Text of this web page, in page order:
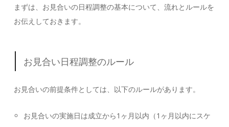
まずは、お見合いの日程調整の基本について、流れとルールを
お伝えしておきます。
お見合い日程調整のルール
お見合いの前提条件としては、以下のルールがあります。
お見合いの実施日は成立から1ヶ月以内（1ヶ月以内にスケ